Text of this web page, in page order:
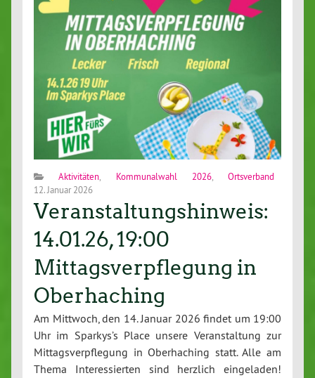
Aktivitäten Kommunalwahl 2026, Ortsverband
12. Januar 2026
Veranstaltungshinweis:
14.01.26, 19:00
Mittagsverpflegung in
Oberhaching
Am Mittwoch, den 14. Januar 2026 findet um 19:00
Uhr im Sparkys’s Place unsere Veranstaltung zur
Mittagsverpflegung in Oberhaching statt. Alle am
Thema Interessierten sind herzlich eingeladen!